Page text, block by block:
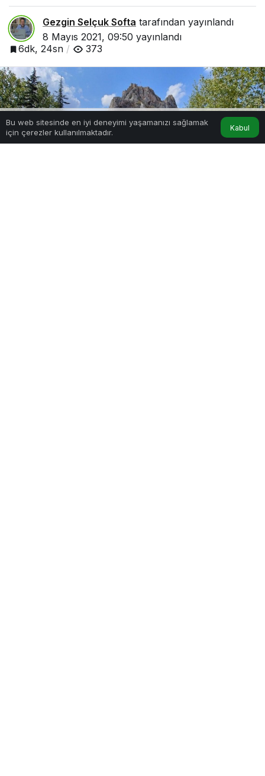
Gezgin Selçuk Softa tarafından yayınlandı
8 Mayıs 2021, 09:50 yayınlandı
6dk, 24sn
373
Bu web sitesinde en iyi deneyimi yaşamanızı sağlamak
için çerezler kullanılmaktadır.
Kabul
Anasayfa